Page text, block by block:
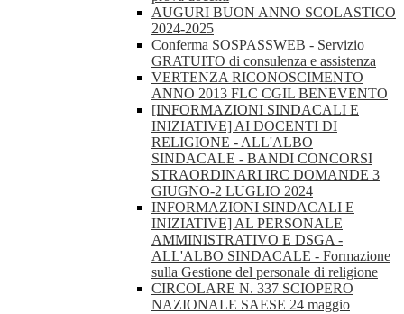
AUGURI BUON ANNO SCOLASTICO
2024-2025
Conferma SOSPASSWEB - Servizio
GRATUITO di consulenza e assistenza
VERTENZA RICONOSCIMENTO
ANNO 2013 FLC CGIL BENEVENTO
[INFORMAZIONI SINDACALI E
INIZIATIVE] AI DOCENTI DI
RELIGIONE - ALL'ALBO
SINDACALE - BANDI CONCORSI
STRAORDINARI IRC DOMANDE 3
GIUGNO-2 LUGLIO 2024
INFORMAZIONI SINDACALI E
INIZIATIVE] AL PERSONALE
AMMINISTRATIVO E DSGA -
ALL'ALBO SINDACALE - Formazione
sulla Gestione del personale di religione
CIRCOLARE N. 337 SCIOPERO
NAZIONALE SAESE 24 maggio